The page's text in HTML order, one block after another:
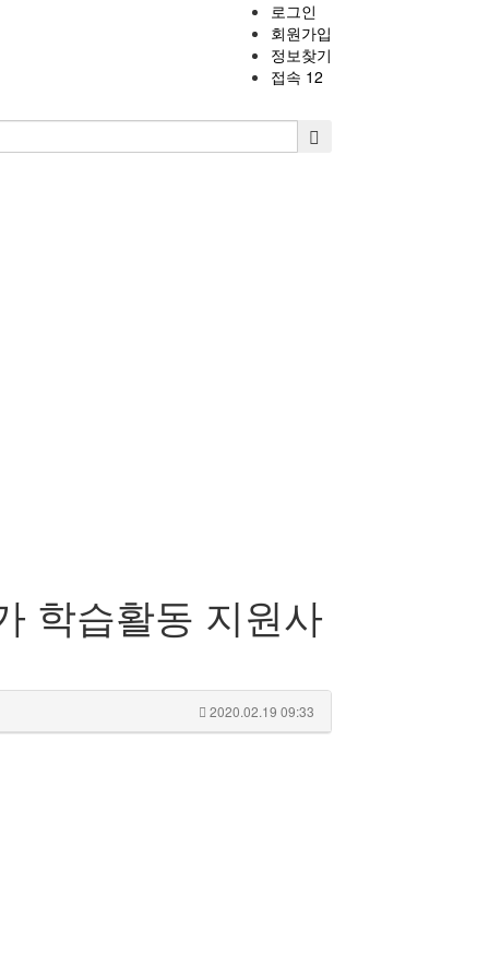
로그인
회원가입
정보찾기
접속 12
학습활동 지원사
2020.02.19 09:33